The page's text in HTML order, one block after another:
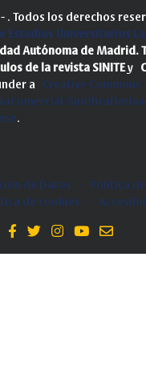
. Todos los derechos
Estudios Universitarios
Autónoma de Madrid.
de la revista SINITEy
a Creative Commons
.
de Datos -
Politica de
de cookies -